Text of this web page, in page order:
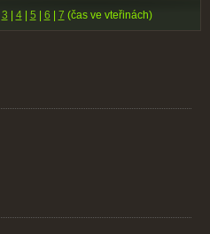
3 | 4| 5 | 6 | 7 (čas ve vteřinách)